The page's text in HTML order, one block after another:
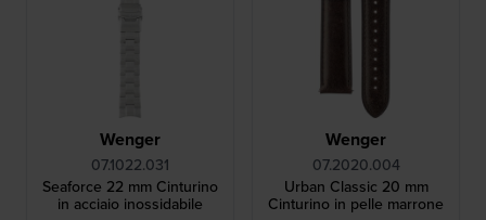
Wenger
07.1022.031
Seaforce 22 mm Cinturino
in acciaio inossidabile
Wenger
07.2020.004
Urban Classic 20 mm
Cinturino in pelle marrone